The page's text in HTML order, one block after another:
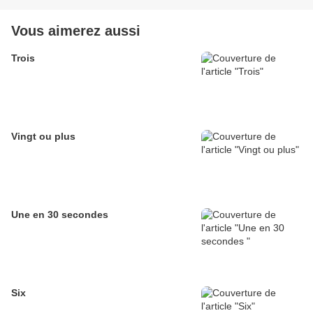
Vous aimerez aussi
Trois
Vingt ou plus
Une en 30 secondes
Six